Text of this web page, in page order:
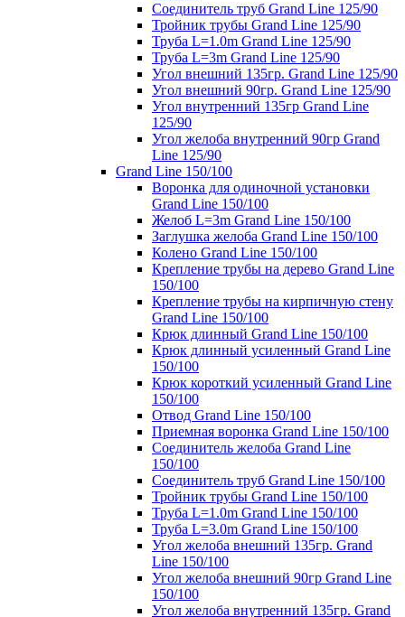
Соединитель труб Grand Line 125/90
Тройник трубы Grand Line 125/90
Труба L=1.0m Grand Line 125/90
Труба L=3m Grand Line 125/90
Угол внешний 135гр. Grand Line 125/90
Угол внешний 90гр. Grand Line 125/90
Угол внутренний 135гр Grand Line
125/90
Угол желоба внутренний 90гр Grand
Line 125/90
Grand Line 150/100
Воронка для одиночной установки
Grand Line 150/100
Желоб L=3m Grand Line 150/100
Заглушка желоба Grand Line 150/100
Колено Grand Line 150/100
Крепление трубы на дерево Grand Line
150/100
Крепление трубы на кирпичную стену
Grand Line 150/100
Крюк длинный Grand Line 150/100
Крюк длинный усиленный Grand Line
150/100
Крюк короткий усиленный Grand Line
150/100
Отвод Grand Line 150/100
Приемная воронка Grand Line 150/100
Соединитель желоба Grand Line
150/100
Соединитель труб Grand Line 150/100
Тройник трубы Grand Line 150/100
Труба L=1.0m Grand Line 150/100
Труба L=3.0m Grand Line 150/100
Угол желоба внешний 135гр. Grand
Line 150/100
Угол желоба внешний 90гр Grand Line
150/100
Угол желоба внутренний 135гр. Grand